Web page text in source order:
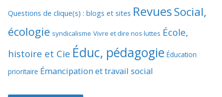
Questions de clique(s) : blogs et sites RevuesSocial,
écologie syndicalisme Vivre et dire nos luttes École,
histoire et Cie Éduc, pédagogie Éducation
prioritaire Émancipation et travail social